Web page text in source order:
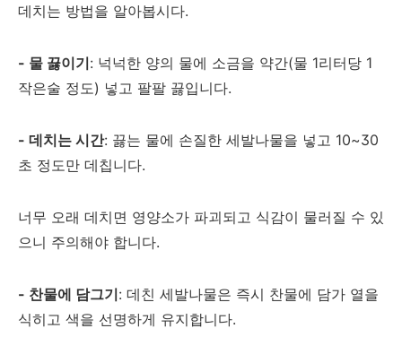
데치는 방법을 알아봅시다.
- 물 끓이기: 넉넉한 양의 물에 소금을 약간(물 1리터당 1
작은술 정도) 넣고 팔팔 끓입니다.
- 데치는 시간: 끓는 물에 손질한 세발나물을 넣고 10~30
초 정도만 데칩니다.
너무 오래 데치면 영양소가 파괴되고 식감이 물러질 수 있
으니 주의해야 합니다.
- 찬물에 담그기: 데친 세발나물은 즉시 찬물에 담가 열을
식히고 색을 선명하게 유지합니다.